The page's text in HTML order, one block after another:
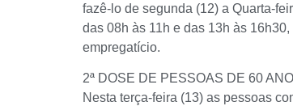
fazê-lo de segunda (12) a Quarta-
das 08h às 11h e das 13h às
empregatício.
2ª DOSE DE PESSOAS DE 60
Nesta terça-feira (13) as pessoas